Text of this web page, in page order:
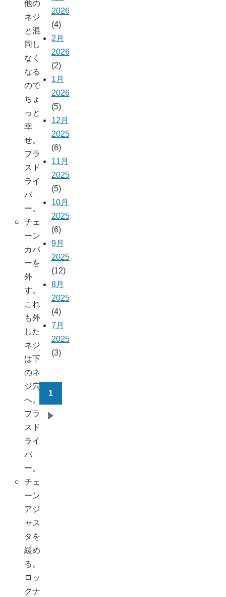
他の
ネジ
と混
同し
なく
なる
ので
ちょ
っと
幸
せ。
プラ
スド
ライ
バ
ー。
チェ
ーン
カバ
ーを
外
す。
これ
も外
した
ネジ
は下
のネ
ジ穴
へ。
プラ
スド
ライ
バ
ー。
チェ
ーン
アジ
ャス
タを
緩め
る。
ロッ
クナ
2026
(4)
2月
2026
(2)
1月
2026
(5)
12月
2025
(6)
11月
2025
(5)
10月
2025
(6)
9月
2025
(12)
8月
2025
(4)
7月
2025
(3)
ー
ジ
1